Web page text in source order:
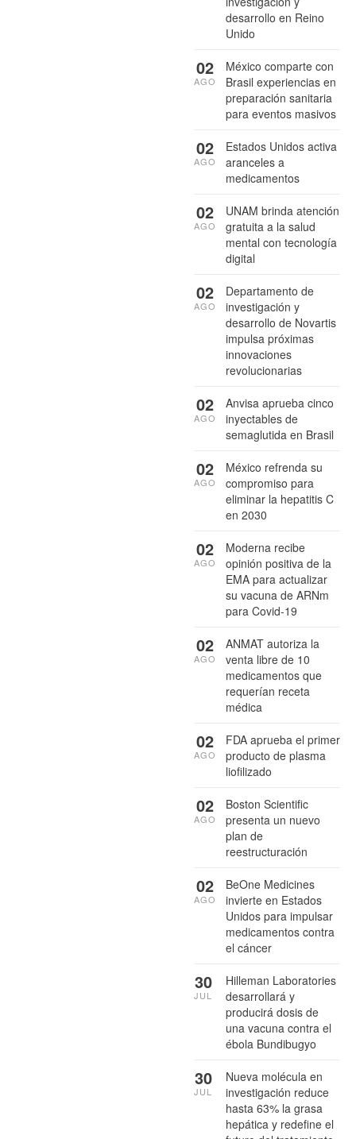
desarrollo en Reino
Unido
México comparte con
Brasil experiencias en
preparación sanitaria
para eventos masivos
02
AGO
Estados Unidos activa
aranceles a
medicamentos
02
AGO
UNAM brinda atención
gratuita a la salud
mental con tecnología
digital
02
AGO
Departamento de
investigación y
desarrollo de Novartis
impulsa próximas
innovaciones
revolucionarias
02
AGO
Anvisa aprueba cinco
inyectables de
semaglutida en Brasil
02
AGO
México refrenda su
compromiso para
eliminar la hepatitis C
en 2030
02
AGO
Moderna recibe
opinión positiva de la
EMA para actualizar
su vacuna de ARNm
para Covid-19
02
AGO
ANMAT autoriza la
venta libre de 10
medicamentos que
requerían receta
médica
02
AGO
FDA aprueba el primer
producto de plasma
liofilizado
02
AGO
Boston Scientific
presenta un nuevo
plan de
reestructuración
02
AGO
BeOne Medicines
invierte en Estados
Unidos para impulsar
medicamentos contra
el cáncer
02
AGO
Hilleman Laboratories
desarrollará y
producirá dosis de
una vacuna contra el
ébola Bundibugyo
30
JUL
Nueva molécula en
investigación reduce
hasta 63% la grasa
hepática y redefine el
30
JUL